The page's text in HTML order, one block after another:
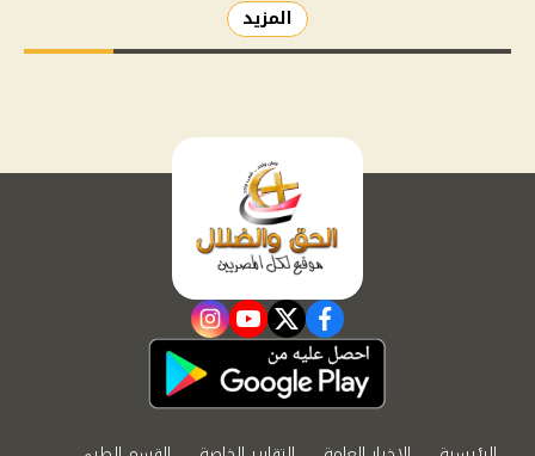
المزيد
facebook
twitter
youtube
instagram